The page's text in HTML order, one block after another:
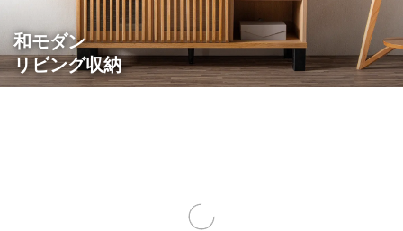
和モダン
リビング収納